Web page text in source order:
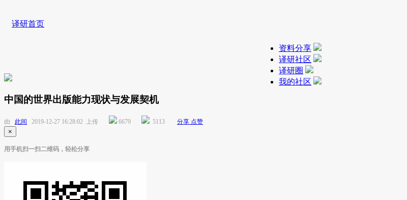
译研首页
资料分享
译研社区
译研圈
我的社区
中国的世界出版能力现状与发展契机
由 此间 2019-12-27 16:28:02 上传 6679 5113 分享 点赞
×
用手机扫一扫二维码，轻松分享